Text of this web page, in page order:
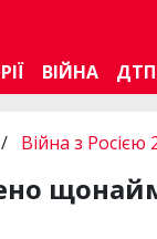
ВІЙНА ДТП
/ Війна з Росією